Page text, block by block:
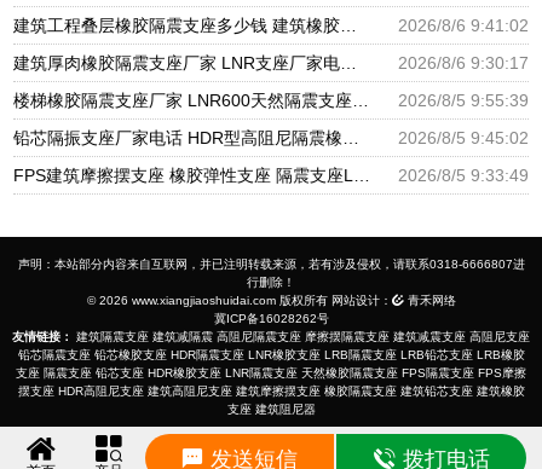
2026/8/6 9:41:02
2026/8/6 9:30:17
2026/8/5 9:55:39
2026/8/5 9:45:02
2026/8/5 9:33:49
发送短信 拨打电话
声明：本站部分内容来自互联网，并已注明转载来源，若有涉及侵权，请联系0318-6666807进
行删除！
© 2026 www.xiangjiaoshuidai.com 版权所有 网站设计：
青禾网络
冀ICP备16028262号
友情链接：
建筑隔震支座 建筑减隔震 高阻尼隔震支座 摩擦摆隔震支座 建筑减震支座 高阻尼支座
铅芯隔震支座 铅芯橡胶支座 HDR隔震支座 LNR橡胶支座 LRB隔震支座 LRB铅芯支座 LRB橡胶
支座 隔震支座 铅芯支座 HDR橡胶支座 LNR隔震支座 天然橡胶隔震支座 FPS隔震支座 FPS摩擦
摆支座 HDR高阻尼支座 建筑高阻尼支座 建筑摩擦摆支座 橡胶隔震支座 建筑铅芯支座 建筑橡胶
支座 建筑阻尼器